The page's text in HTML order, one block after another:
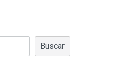
Buscar